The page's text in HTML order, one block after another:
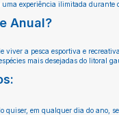
experiência ilimitada durante
Anual?
viver a pesca esportiva e
mais desejadas do litoral
quiser, em qualquer dia do ano,